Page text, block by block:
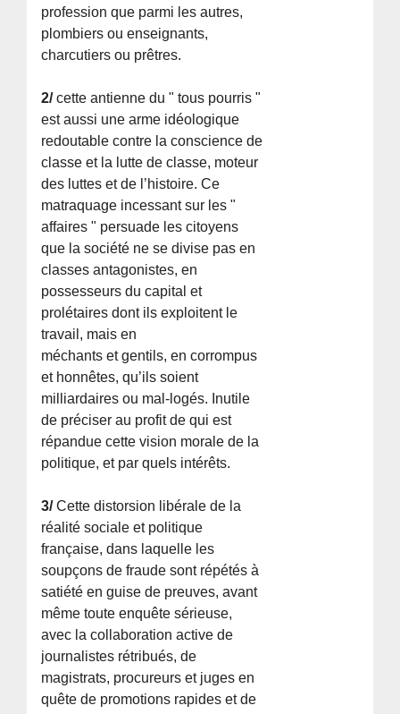
profession que parmi les autres,
plombiers ou enseignants,
charcutiers ou prêtres.
2/ cette antienne du " tous pourris "
est aussi une arme idéologique
redoutable contre la conscience de
classe et la lutte de classe, moteur
des luttes et de l’histoire. Ce
matraquage incessant sur les "
affaires " persuade les citoyens
que la société ne se divise pas en
classes antagonistes, en
possesseurs du capital et
prolétaires dont ils exploitent le
travail, mais en
méchants et gentils, en corrompus
et honnêtes, qu’ils soient
milliardaires ou mal-logés. Inutile
de préciser au profit de qui est
répandue cette vision morale de la
politique, et par quels intérêts.
3/ Cette distorsion libérale de la
réalité sociale et politique
française, dans laquelle les
soupçons de fraude sont répétés à
satiété en guise de preuves, avant
même toute enquête sérieuse,
avec la collaboration active de
journalistes rétribués, de
magistrats, procureurs et juges en
quête de promotions rapides et de